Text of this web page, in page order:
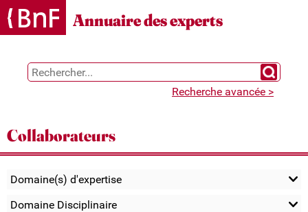
Gestion des cookies
Annuaire des experts
Chercher
Recherche avancée >
Collaborateurs
Domaine(s) d'expertise
Domaine Disciplinaire